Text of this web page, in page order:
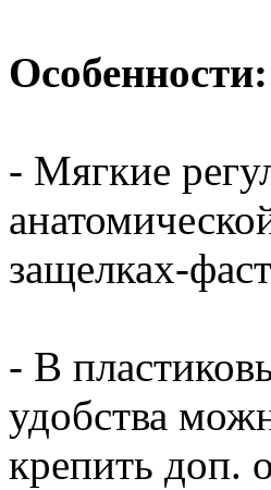
Особенности:
- Мягкие
защелках-
- В
удобства
крепить доп.